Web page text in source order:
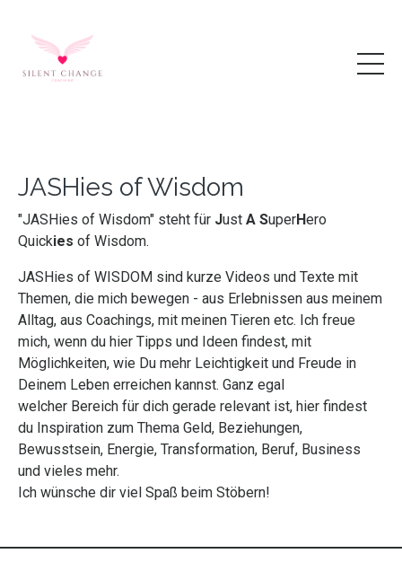
JASHies of Wisdom
"JASHies of Wisdom" steht für Just A SuperHero
Quickies of Wisdom.
JASHies of WISDOM sind kurze Videos und Texte mit
Themen, die mich bewegen - aus Erlebnissen aus meinem
Alltag, aus Coachings, mit meinen Tieren etc. Ich freue
mich, wenn du hier Tipps und Ideen findest, mit
Möglichkeiten, wie Du mehr Leichtigkeit und Freude in
Deinem Leben erreichen kannst. Ganz egal
welcher Bereich für dich gerade relevant ist, hier findest
du Inspiration zum Thema Geld, Beziehungen,
Bewusstsein, Energie, Transformation, Beruf, Business
und vieles mehr.
Ich wünsche dir viel Spaß beim Stöbern!